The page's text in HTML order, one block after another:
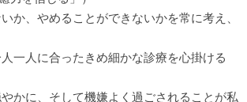
か、やめることができないかを常に考え、
一人に合ったきめ細かな診療を心掛ける
かに、そして機嫌よく過ごされることが私